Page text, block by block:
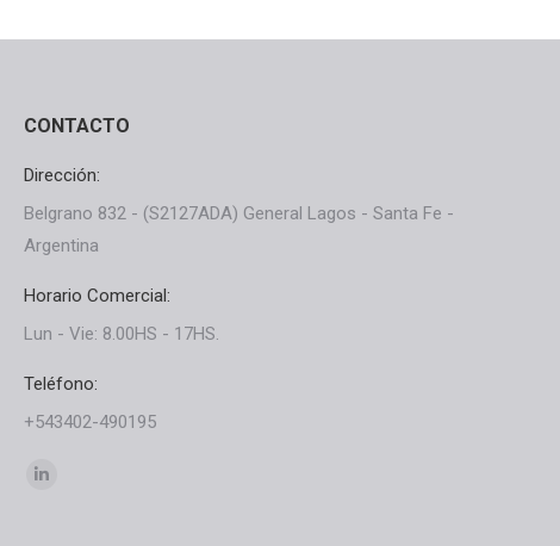
CONTACTO
Dirección:
Belgrano 832 - (S2127ADA) General Lagos - Santa Fe -
Argentina
Horario Comercial:
Lun - Vie: 8.00HS - 17HS.
Teléfono:
+543402-490195
Find us on: